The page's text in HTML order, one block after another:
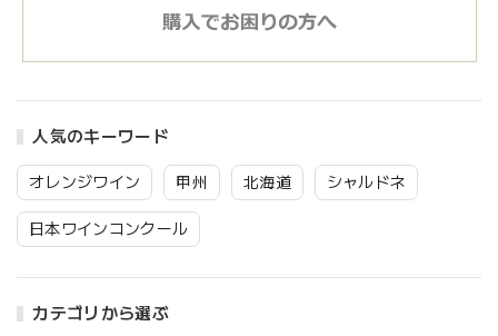
人気のキーワード
オレンジワイン 甲州 北海道 シャルドネ
日本ワインコンクール
カテゴリから選ぶ